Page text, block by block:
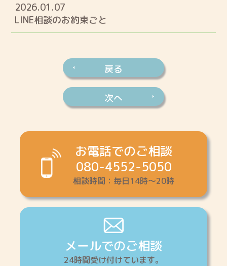
2026.01.07
LINE相談のお約束ごと
戻る
次へ
お電話でのご相談
080-4552-5050
相談時間：毎日14時～20時
メールでのご相談
24時間受け付けています。